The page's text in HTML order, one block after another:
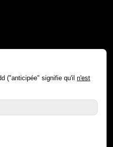
("anticipée" signifie qu'iln'est